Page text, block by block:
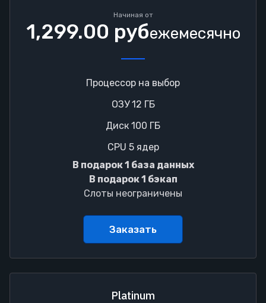
Начиная от
1,299.00 рубежемесячно
Процессор на выбор
ОЗУ 12 ГБ
Диск 100 ГБ
CPU 5 ядер
В подарок 1 база данных
В подарок 1 бэкап
Слоты неограничены
Заказать
Platinum